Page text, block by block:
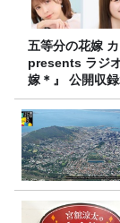
五等分の花嫁
presents ラジ
嫁＊』 公開収
定！